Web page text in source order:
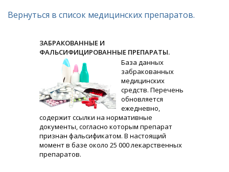
Вернуться в список медицинских препаратов.
ЗАБРАКОВАННЫЕ И
ФАЛЬСИФИЦИРОВАННЫЕ ПРЕПАРАТЫ.
База данных
забракованных
медицинских
средств. Перечень
обновляется
ежедневно,
содержит ссылки на нормативные
документы, согласно которым препарат
признан фальсификатом. В настоящий
момент в базе около 25 000 лекарственных
препаратов.